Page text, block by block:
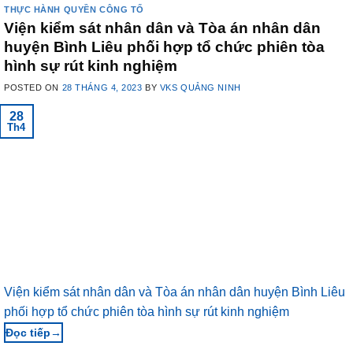
THỰC HÀNH QUYỀN CÔNG TỐ
Viện kiểm sát nhân dân và Tòa án nhân dân
huyện Bình Liêu phối hợp tổ chức phiên tòa
hình sự rút kinh nghiệm
POSTED ON 28 THÁNG 4, 2023 BY VKS QUẢNG NINH
28
Th4
Viện kiểm sát nhân dân và Tòa án nhân dân huyện Bình Liêu
phối hợp tổ chức phiên tòa hình sự rút kinh nghiệm
→